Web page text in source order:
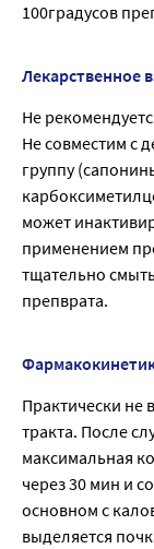
100градусов
Лекарственное
Не
Не совместим с
группу
может
применением
тщательно
препврата.
Практически не
тракта. После
максимальная
через 30 мин и
основном с
выделяется